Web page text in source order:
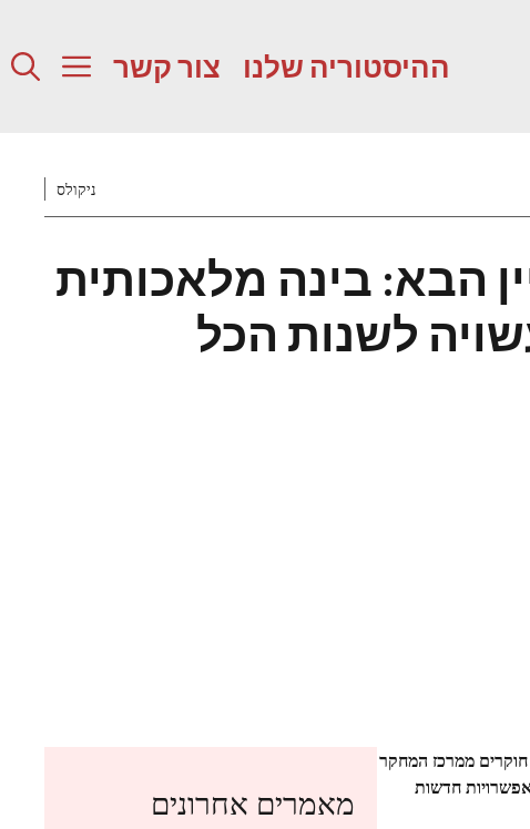
ההיסטוריה שלנו צור קשר
ניקולס
הבא: בינה מלאכותית
לשנות הכל
חוקרים ממרכז המחקר
חדשות
מאמרים אחרונים